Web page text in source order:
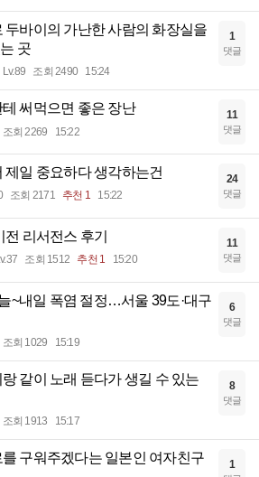
두바이의 가난한 사람의 화장실을
곳
Lv.89 조회 2490 15:24
1
댓글
써먹으면 좋은 장난
조회 2269 15:22
11
댓글
제일 중요하다 생각하는건
조회 2171 추천 1 15:22
24
댓글
전 리서전스 후기
조회 1512 추천 1 15:20
11
댓글
~내일 폭염 절정…서울 39도·대구
조회 1029 15:19
6
댓글
같이 노래 듣다가 생길 수 있는
조회 1913 15:17
8
댓글
구워주겠다는 일본인 여자친구 1